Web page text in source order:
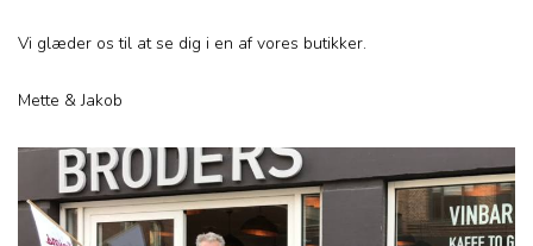
Vi glæder os til at se dig i en af vores butikker.
Mette & Jakob